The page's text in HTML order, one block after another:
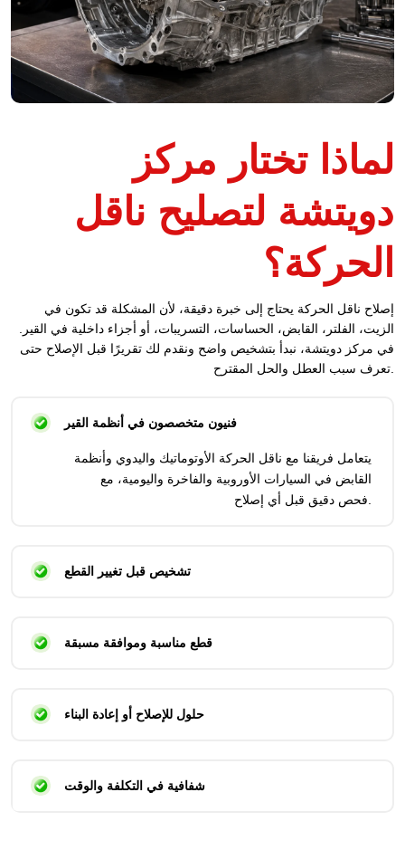
لماذا تختار مركز
دويتشة لتصليح ناقل
الحركة؟
إصلاح ناقل الحركة يحتاج إلى خبرة دقيقة، لأن المشكلة قد تكون في
الزيت، الفلتر، القابض، الحساسات، التسريبات، أو أجزاء داخلية في القير.
في مركز دويتشة، نبدأ بتشخيص واضح ونقدم لك تقريرًا قبل الإصلاح حتى
فنيون متخصصون في أنظمة القير
يتعامل فريقنا مع ناقل الحركة الأوتوماتيك واليدوي وأنظمة
القابض في السيارات الأوروبية والفاخرة واليومية، مع
تشخيص قبل تغيير القطع
قطع مناسبة وموافقة مسبقة
حلول للإصلاح أو إعادة البناء
شفافية في التكلفة والوقت